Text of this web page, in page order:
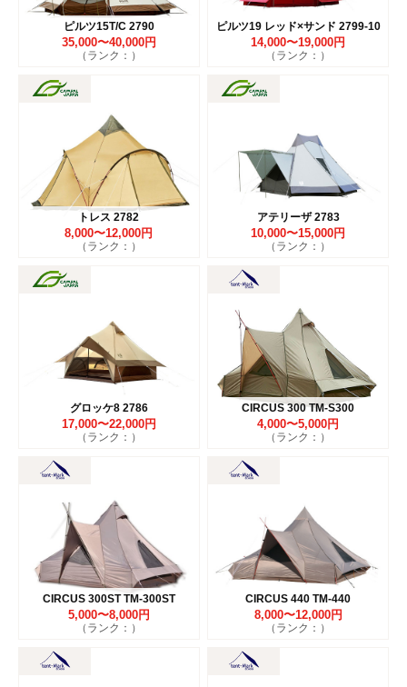
ピルツ15T/C 2790
35,000〜40,000円
（ランク：）
ピルツ19 レッド×サンド 2799-10
14,000〜19,000円
（ランク：）
トレス 2782
8,000〜12,000円
（ランク：）
アテリーザ 2783
10,000〜15,000円
（ランク：）
グロッケ8 2786
17,000〜22,000円
（ランク：）
CIRCUS 300 TM-S300
4,000〜5,000円
（ランク：）
CIRCUS 300ST TM-300ST
5,000〜8,000円
（ランク：）
CIRCUS 440 TM-440
8,000〜12,000円
（ランク：）